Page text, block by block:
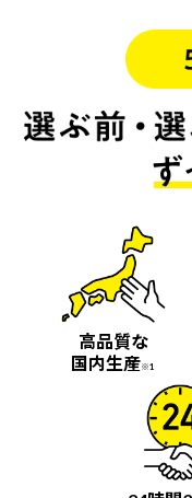
高品質な
国内生産※1